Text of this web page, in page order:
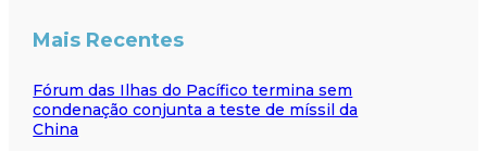
Mais Recentes
Fórum das Ilhas do Pacífico termina sem
condenação conjunta a teste de míssil da
China